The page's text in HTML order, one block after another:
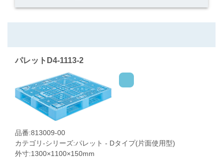
パレットD4-1113-2
品番:813009-00
カテゴリ-シリーズ:パレット - Dタイプ(片面使用型)
外寸:1300×1100×150mm